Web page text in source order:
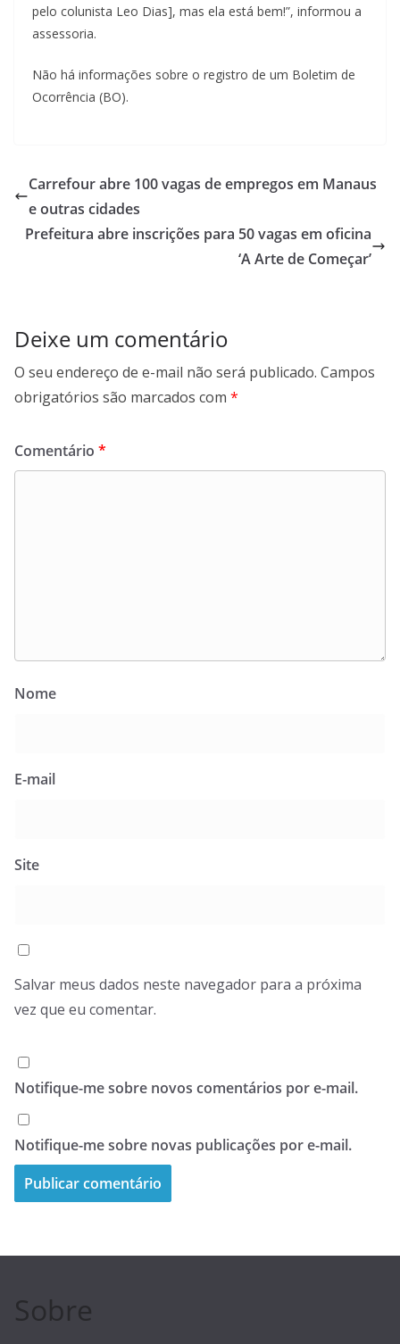
pelo colunista Leo Dias], mas ela está bem!”, informou a
assessoria.
Não há informações sobre o registro de um Boletim de
Ocorrência (BO).
Carrefour abre 100 vagas de empregos em Manaus
e outras cidades
Prefeitura abre inscrições para 50 vagas em oficina
‘A Arte de Começar’
Deixe um comentário
O seu endereço de e-mail não será publicado. Campos
obrigatórios são marcados com *
Comentário *
Nome
E-mail
Site
Salvar meus dados neste navegador para a próxima
vez que eu comentar.
Notifique-me sobre novos comentários por e-mail.
Notifique-me sobre novas publicações por e-mail.
Sobre